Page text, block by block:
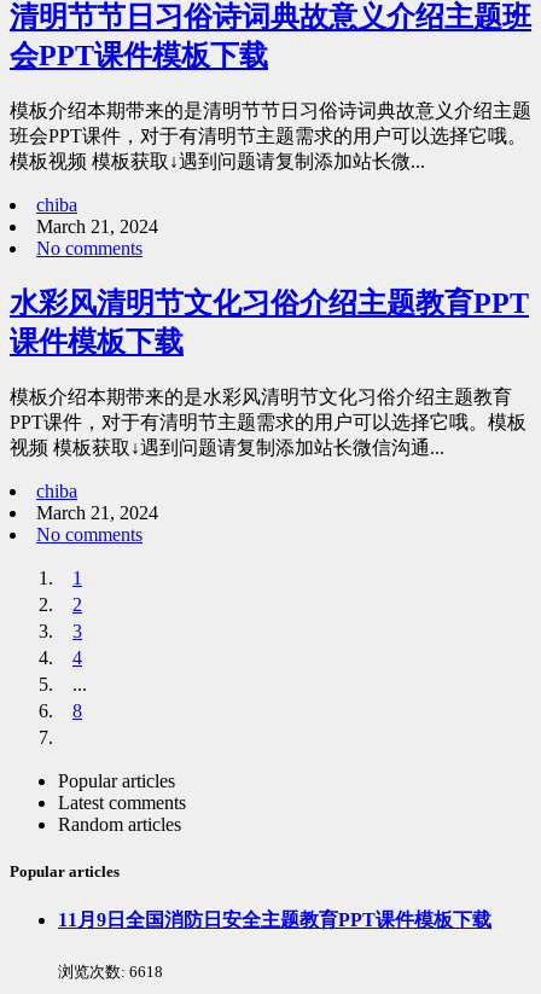
清明节节日习俗诗词典故意义介绍主题班
会PPT课件模板下载
模板介绍本期带来的是清明节节日习俗诗词典故意义介绍主题
班会PPT课件，对于有清明节主题需求的用户可以选择它哦。
模板视频 模板获取↓遇到问题请复制添加站长微...
chiba
March 21, 2024
No comments
水彩风清明节文化习俗介绍主题教育PPT
课件模板下载
模板介绍本期带来的是水彩风清明节文化习俗介绍主题教育
PPT课件，对于有清明节主题需求的用户可以选择它哦。模板
视频 模板获取↓遇到问题请复制添加站长微信沟通...
chiba
March 21, 2024
No comments
1
2
3
4
...
8
Popular articles
Latest comments
Random articles
Popular articles
11月9日全国消防日安全主题教育PPT课件模板下载
浏览次数: 6618